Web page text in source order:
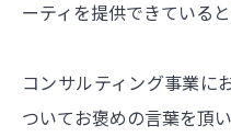
ーティを提供できていると
コンサルティング事業に
ついてお褒めの言葉を頂い